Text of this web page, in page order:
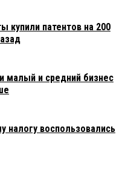
купили патентов на 200
малый и средний бизнес
воспользовались